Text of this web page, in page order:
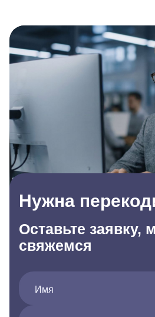
Нужна
Оставьте заявку,
свяжемся
Имя